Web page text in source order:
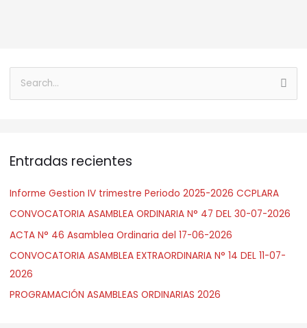
u
a
:
Entradas recientes
Informe Gestion IV trimestre Periodo 2025-2026 CCPLARA
CONVOCATORIA ASAMBLEA ORDINARIA N° 47 DEL 30-07-2026
ACTA N° 46 Asamblea Ordinaria del 17-06-2026
CONVOCATORIA ASAMBLEA EXTRAORDINARIA N° 14 DEL 11-07-
2026
PROGRAMACIÓN ASAMBLEAS ORDINARIAS 2026